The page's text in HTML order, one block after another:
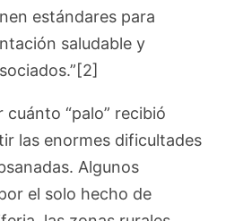
estándares para
saludable y
“palo” recibió
las enormes dificultades
Algunos
el solo hecho de